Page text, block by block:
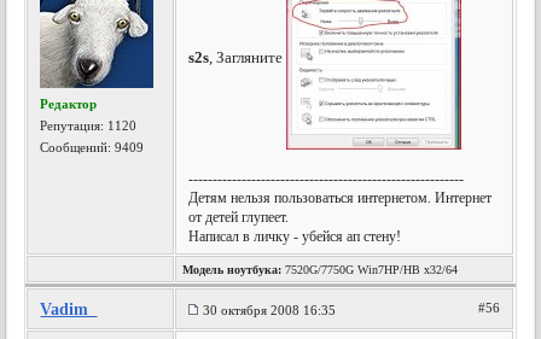
Редактор
Репутация: 1120
Сообщений: 9409
s2s , Загляните
---------------------------------------------------------
Детям нельзя пользоваться интернетом. Интернет
от детей глупеет.
Написал в личку - убейся ап стену!
Модель ноутбука: 7520G/7750G Win7HP/HB x32/64
Vadim_ 30 октября 2008 16:35 #56